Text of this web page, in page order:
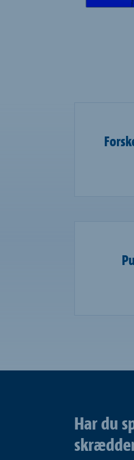
Har du